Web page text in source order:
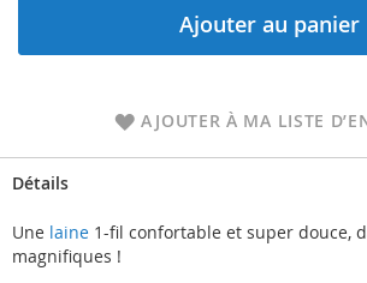
Ajouter au panier
AJOUTER À MA LISTE
Détails
Une laine 1-fil confortable et super douce,
magnifiques !